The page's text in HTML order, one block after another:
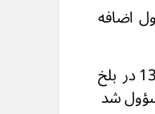
اضافه
که در سال 1370 در بلخ
شد